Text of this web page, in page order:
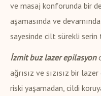
ve masaj konforunda bir
aşamasında ve
sayesinde cilt sürekli
İzmit buz lazer epilasyon
ağrısız ve sızısız bir
riski yaşamadan, cildi